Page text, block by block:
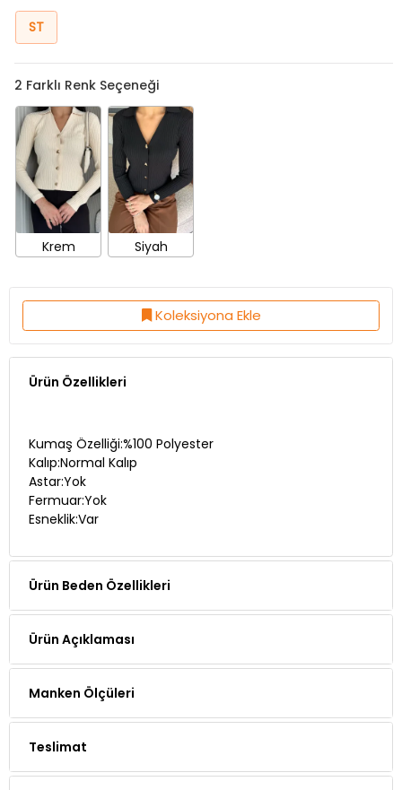
ST
2 Farklı Renk Seçeneği
Krem Siyah
Koleksiyona Ekle
Ürün Özellikleri
Kumaş Özelliği:%100 Polyester
Kalıp:Normal Kalıp
Astar:Yok
Fermuar:Yok
Esneklik:Var
Ürün Beden Özellikleri
Ürün Açıklaması
Manken Ölçüleri
Teslimat